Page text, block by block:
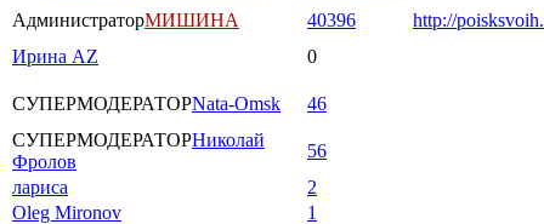
АдминистраторМИШИНА 40396
http://
Ирина AZ
0
СУПЕРМОДЕРАТОРNata-Omsk
46
СУПЕРМОДЕРАТОРНиколай
Фролов
56
лариса
2
Oleg Mironov
1